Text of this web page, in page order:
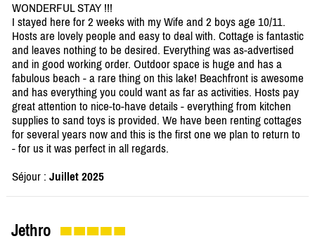
WONDERFUL STAY !!!
I stayed here for 2 weeks with my Wife and 2 boys age 10/11.
Hosts are lovely people and easy to deal with. Cottage is fantastic
and leaves nothing to be desired. Everything was as-advertised
and in good working order. Outdoor space is huge and has a
fabulous beach - a rare thing on this lake! Beachfront is awesome
and has everything you could want as far as activities. Hosts pay
great attention to nice-to-have details - everything from kitchen
supplies to sand toys is provided. We have been renting cottages
for several years now and this is the first one we plan to return to
- for us it was perfect in all regards.
Séjour : Juillet 2025
Jethro